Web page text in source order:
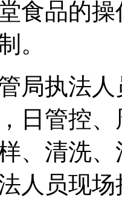
食品的
。
局执法
日管控
、清洗
人员现